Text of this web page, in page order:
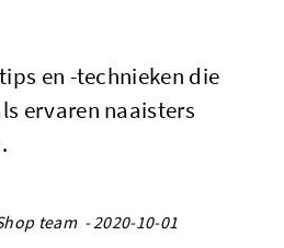
en -technieken die
ervaren naaisters
team - 2020-10-01